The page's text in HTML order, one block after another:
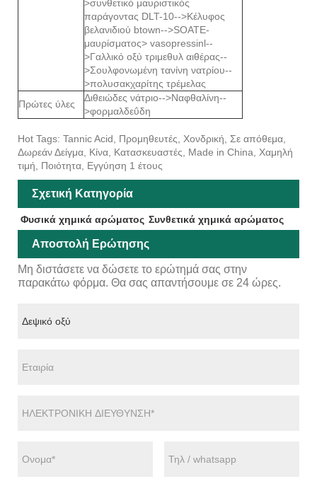
>συνθετικό μαυριστικός
παράγοντας DLT-10-->Κέλυφος
βελανιδιού btown-->SOATE-
μαυρίσματος> vasopressinl--
>Γαλλικό οξύ τριμεθυλ αιθέρας--
>Σουλφονωμένη τανίνη νατρίου--
>πολυσακχαρίτης τρέμελας
Πρώτες ύλες
Διθειώδες νάτριο-->Ναφθαλίνη--
>φορμαλδεΰδη
Hot Tags: Tannic Acid, Προμηθευτές, Χονδρική, Σε απόθεμα,
Δωρεάν Δείγμα, Κίνα, Κατασκευαστές, Made in China, Χαμηλή
τιμή, Ποιότητα, Εγγύηση 1 έτους
Σχετική Κατηγορία
Φυσικά χημικά αρώματος Συνθετικά χημικά αρώματος
Αποστολή Ερώτησης
Μη διστάσετε να δώσετε το ερώτημά σας στην
παρακάτω φόρμα. Θα σας απαντήσουμε σε 24 ώρες.